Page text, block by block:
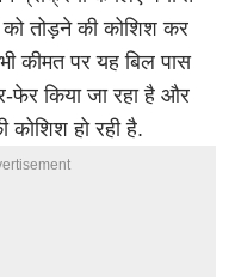
तोड़ने की कोशिश कर
कीमत पर यह बिल पास
फेर किया जा रहा है और
कोशिश हो रही है.